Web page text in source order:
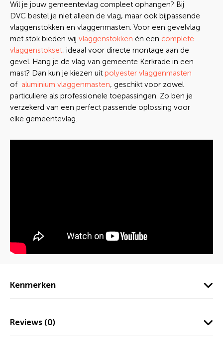
Wil je jouw gemeentevlag compleet ophangen? Bij
DVC bestel je niet alleen de vlag, maar ook bijpassende
vlaggenstokken en vlaggenmasten. Voor een gevelvlag
met stok bieden wij vlaggenstokken én een complete
vlaggenstokset, ideaal voor directe montage aan de
gevel. Hang je de vlag van gemeente Kerkrade in een
mast? Dan kun je kiezen uit polyester vlaggenmasten
of aluminium vlaggenmasten, geschikt voor zowel
particuliere als professionele toepassingen. Zo ben je
verzekerd van een perfect passende oplossing voor
elke gemeentevlag.
Kenmerken
Reviews (0)